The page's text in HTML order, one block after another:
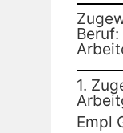
1.
Empl